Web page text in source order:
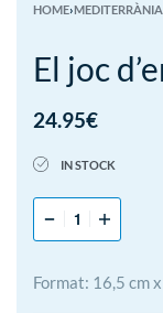
HOME›
El joc
24.95€
IN STOCK
Format: 16,5 cm